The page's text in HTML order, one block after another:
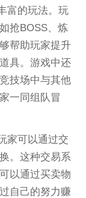
富的玩法。玩
抢BOSS、炼
帮助玩家提升
具。游戏中还
技场中与其他
一同组队冒
家可以通过交
。这种交易系
以通过买卖物
自己的努力赚